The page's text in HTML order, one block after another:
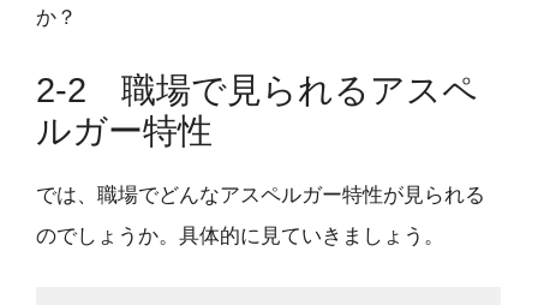
か？
2-2 職場で見られるアスペ
ルガー特性
では、職場でどんなアスペルガー特性が見られる
のでしょうか。具体的に見ていきましょう。